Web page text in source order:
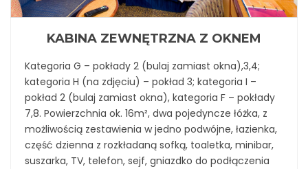
KABINA ZEWNĘTRZNA Z OKNEM
Kategoria G – pokłady 2 (bulaj zamiast okna),3,4;
kategoria H (na zdjęciu) – pokład 3; kategoria I –
pokład 2 (bulaj zamiast okna), kategoria F – pokłady
7,8. Powierzchnia ok. 16m², dwa pojedyncze łóżka, z
możliwością zestawienia w jedno podwójne, łazienka,
część dzienna z rozkładaną sofką, toaletka, minibar,
suszarka, TV, telefon, sejf, gniazdko do podłączenia